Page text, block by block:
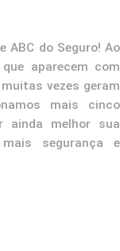
ABC do Seguro! Ao
aparecem com
vezes geram
mais cinco
ainda melhor sua
segurança e